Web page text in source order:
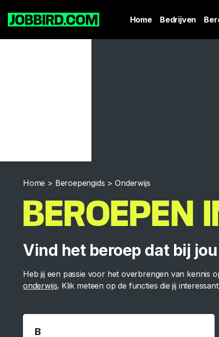
Home Bedrijven
Home > Beroepengids >Onderwijs
BEROEPEN
Vind het beroep dat bij
Heb jij een passie voor het overbrengen van kennis
onderwijs. Klik meteen op de functies die jij
B